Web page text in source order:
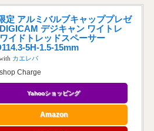
定 アルミバルブキャッププレゼ
デジキャン ワイトレ
イドトレッドスペーサー
5H-1.5-15mm
カエレバ
Charge
Yahooショッピング
Amazon